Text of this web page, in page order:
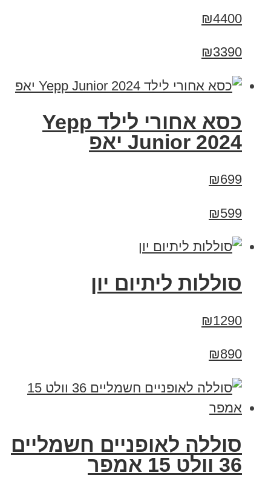
₪4400
₪3390
כסא אחורי לילד Yepp
Junior 2024 יאפ
₪699
₪599
סוללות ליתיום יון
₪1290
₪890
סוללה לאופניים חשמליים
36 וולט 15 אמפר